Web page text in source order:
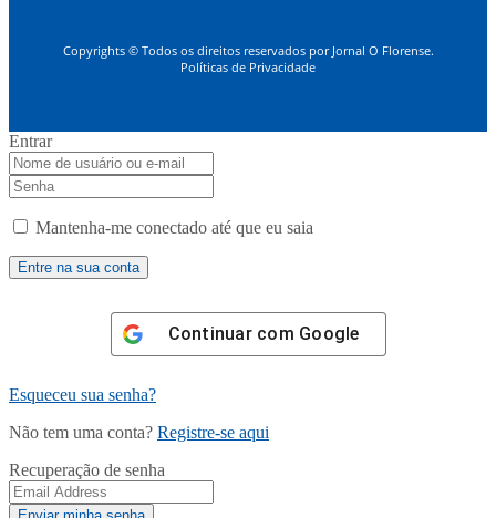
Copyrights © Todos os direitos reservados por Jornal O Florense.
Políticas de Privacidade
Entrar
Mantenha-me conectado até que eu saia
Continuar com Google
Esqueceu sua senha?
Não tem uma conta? Registre-se aqui
Recuperação de senha